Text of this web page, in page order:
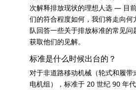
次解释排放现状的理想人选 — 目
们的符合程度如何，我们将走向何
队回答一些关于排放标准的常见问
获取他们的见解。
标准是什么时候出台的？
对于非道路移动机械（轮式和履带
电机组），标准于 20 世纪 90 年